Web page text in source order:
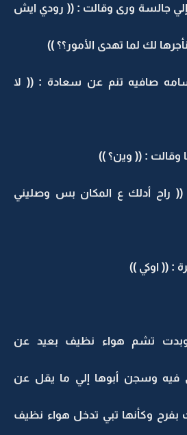
إلي جالسة ورى وقالت : (( رودي ايش
لك لما تهدى الأمور؟؟ ))
صافيه تنم عن سعادة : (( لا
وقالت : (( وين؟ ))
(( راح أدلك ع المكان بس وصليني
: (( اوكي ))
وبدت تشم هواء نظيف بعيد عن
فيه وسجن أبوها إلي ما يقل عن
وكأنها تبي تدخل هواء نظيف